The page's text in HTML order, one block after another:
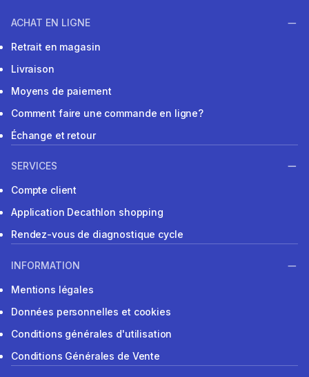
ACHAT EN LIGNE
Retrait en magasin
Livraison
Moyens de paiement
Comment faire une commande en ligne?
Échange et retour
SERVICES
Compte client
Application Decathlon shopping
Rendez-vous de diagnostique cycle
INFORMATION
Mentions légales
Données personnelles et cookies
Conditions générales d'utilisation
Conditions Générales de Vente